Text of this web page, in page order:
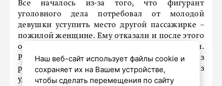
Все началось из-за того, что фигурант
уголовного дела потребовал от молодой
девушки уступить место другой пассажирке –
пожилой женщине. Ему отказали и после этого
он начал нецензурно ругаться на весь вагон.
Руганью дело не обошлось: мужчина выбил из
рук девушки телефон и как минимум один раз
ударил ее по лицу.
Наш веб-сайт использует файлы cookie и
сохраняет их на Вашем устройстве,
чтобы сделать перемещения по сайту